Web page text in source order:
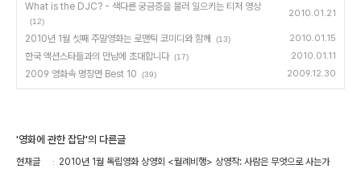
What is the DJC? - 색다른 궁금증을 불러 일으키는 티저 영상
(12)
2010.01.21
2010년 1월 셋째 주말영화는 로맨틱 코미디와 함께 (13) 2010.01.15
한국 액션스타들과의 만남에 초대합니다 (17) 2010.01.11
2009 영화속 명장면 Best 10 (39) 2009.12.30
'영화에 관한 잡담'의 다른글
현재글 2010년 1월 독립영화 상영회 <월례비행> 상영작: 사람은 무엇으로 사는가